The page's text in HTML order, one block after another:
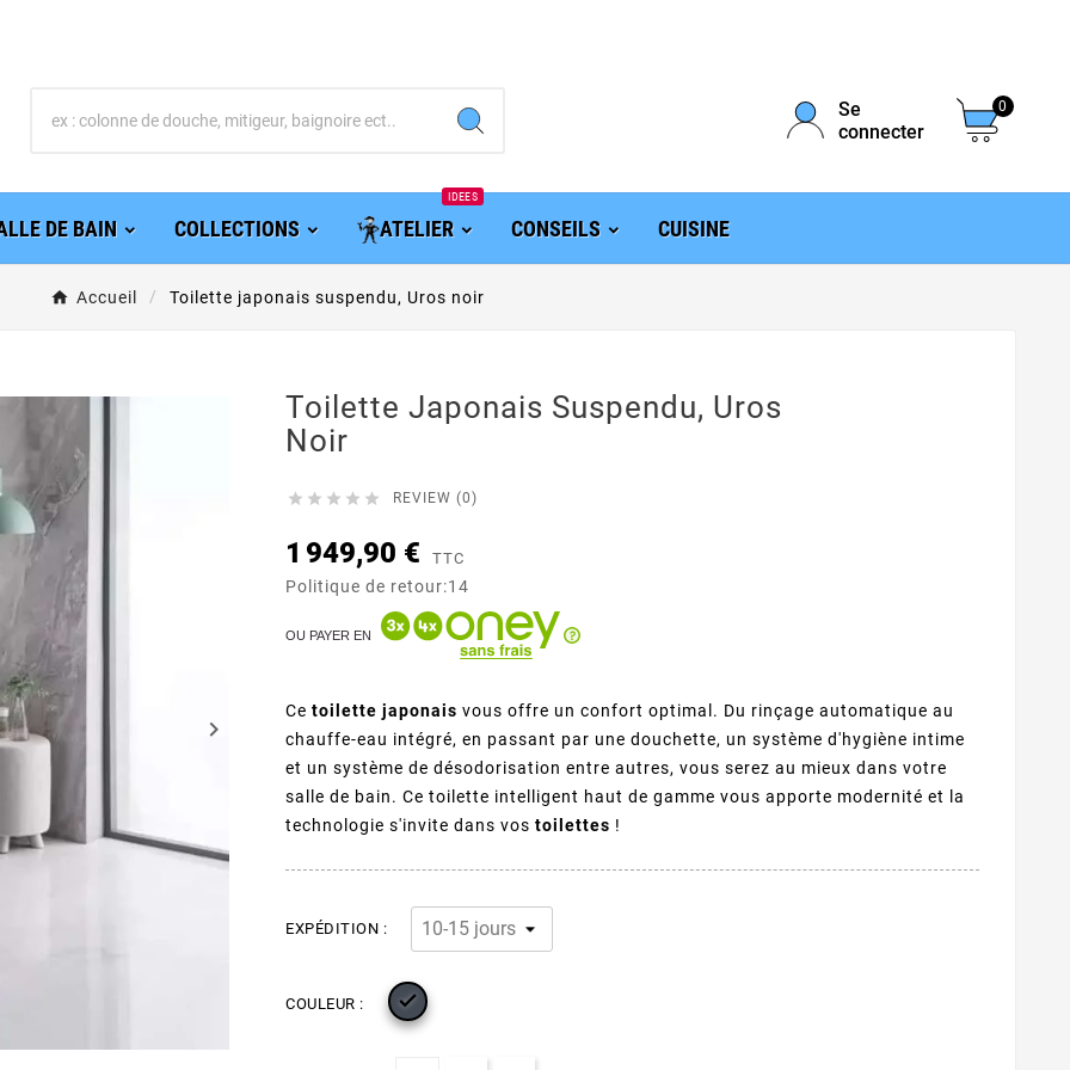
Se
connecter
0
DE BAIN COLLECTIONS ATELIER
IDEES
CONSEILS CUISINE
Accueil Toilette japonais suspendu, Uros noir
keyboard_arrow_right
Toilette Japonais Suspendu, Uros
Noir
     REVIEW (0)
1 949,90 € TTC
Politique de retour:14
OU PAYER EN
Ce toilette japonais vous offre un confort optimal. Du rinçage automatique au
chauffe-eau intégré, en passant par une douchette, un système d'hygiène intime
et un système de désodorisation entre autres, vous serez au mieux dans votre
salle de bain. Ce toilette intelligent haut de gamme vous apporte modernité et la
technologie s'invite dans vos toilettes !
EXPÉDITION :
COULEUR : 